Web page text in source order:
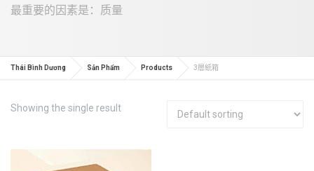
最重要的因素是：质量
Thái Bình Dương Sản Phẩm Products 3層紙箱
Showing the single result